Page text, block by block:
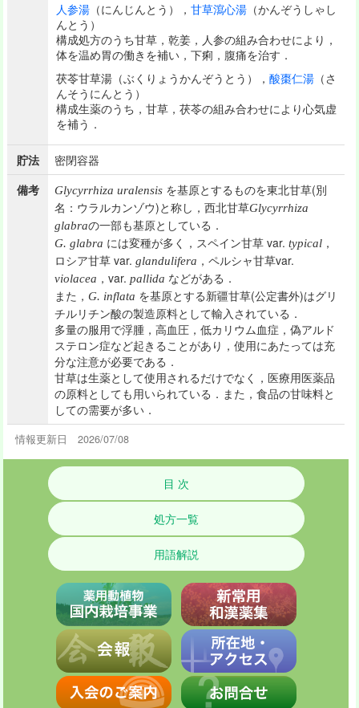
人参湯 （にんじんとう），甘草瀉心湯 （かんぞうしゃし
んとう）
構成処方のうち甘草，乾姜，人参の組み合わせにより，
体を温め胃の働きを補い，下痢，腹痛を治す．
茯苓甘草湯（ぶくりょうかんぞうとう），酸棗仁湯 （さ
んそうにんとう）
構成生薬のうち，甘草，茯苓の組み合わせにより心気虚
を補う．
貯法
密閉容器
備考
Glycyrrhiza uralensis を基原とするものを東北甘草(別
名：ウラルカンゾウ)と称し，西北甘草Glycyrrhiza
glabraの一部も基原としている．
G. glabra には変種が多く，スペイン甘草 var.typical ，
ロシア甘草 var.glandulifera ，ペルシャ甘草var.
violacea ，var.pallida などがある．
また，G. inflata を基原とする新疆甘草(公定書外)はグリ
チルリチン酸の製造原料として輸入されている．
多量の服用で浮腫，高血圧，低カリウム血症，偽アルド
ステロン症など起きることがあり，使用にあたっては充
分な注意が必要である．
甘草は生薬として使用されるだけでなく，医療用医薬品
の原料としても用いられている．また，食品の甘味料と
しての需要が多い．
情報更新日 2026/07/08
目 次
処方一覧
用語解説